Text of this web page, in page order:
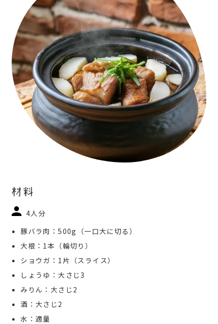
材料
4人分
豚バラ肉：500g（一口大に切る）
大根：1本（輪切り）
ショウガ：1片（スライス）
しょうゆ：大さじ3
みりん：大さじ2
酒：大さじ2
水：適量